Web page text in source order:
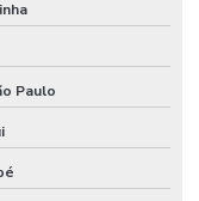
Paulo